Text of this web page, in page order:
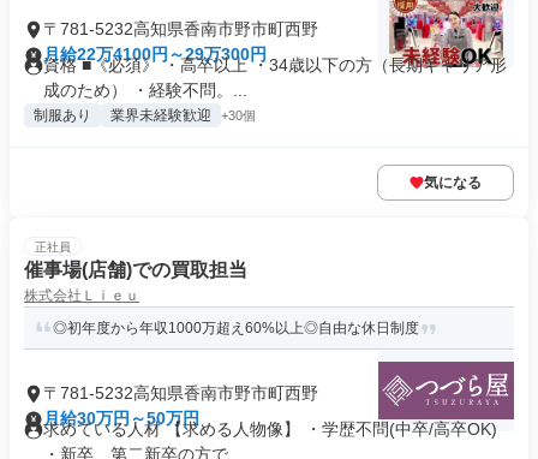
〒781-5232高知県香南市野市町西野
月給22万4100円～29万300円
資格 ■《必須》 ・高卒以上 ・34歳以下の方（長期キャリア形
成のため） ・経験不問。...
制服あり 業界未経験歓迎 +30個
気になる
正社員
催事場(店舗)での買取担当
株式会社Ｌｉｅｕ
◎初年度から年収1000万超え60%以上◎自由な休日制度
〒781-5232高知県香南市野市町西野
月給30万円～50万円
求めている人材 【求める人物像】 ・学歴不問(中卒/高卒OK)
・新卒、第二新卒の方で...